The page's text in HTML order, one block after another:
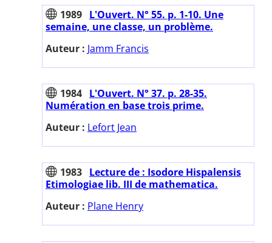
1989 L'Ouvert. N° 55. p. 1-10. Une
semaine, une classe, un problème.
Auteur : Jamm Francis
1984 L'Ouvert. N° 37. p. 28-35.
Numération en base trois prime.
Auteur : Lefort Jean
1983 Lecture de : Isodore Hispalensis
Etimologiae lib. III de mathematica.
Auteur : Plane Henry